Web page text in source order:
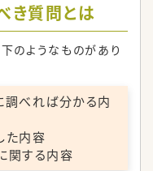
き質問とは
のようなものがあり
調べれば分かる内
た内容
関する内容